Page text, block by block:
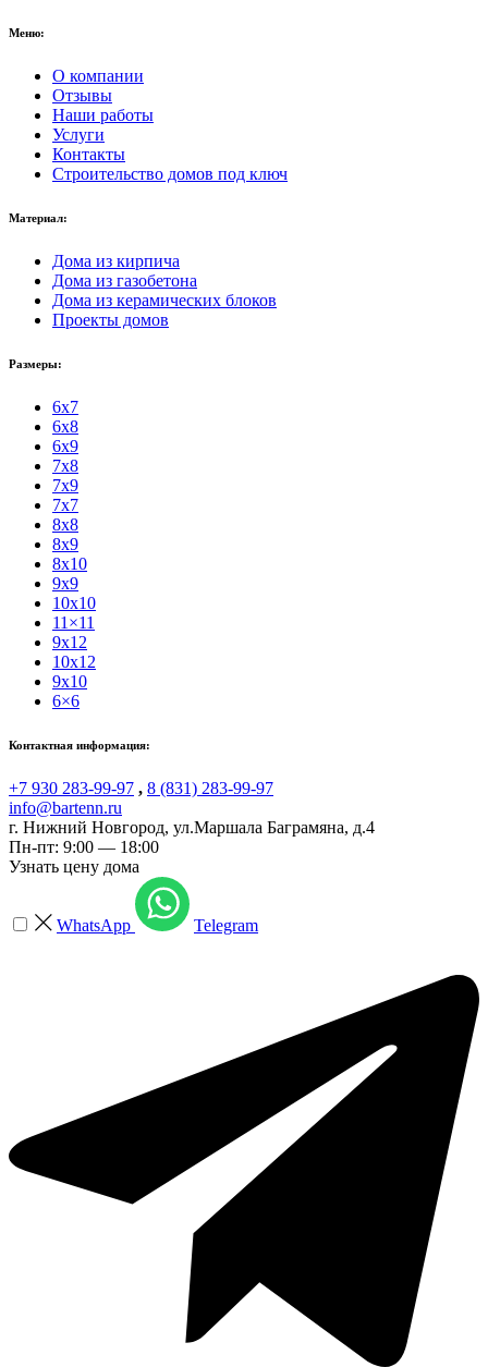
Меню:
О компании
Отзывы
Наши работы
Услуги
Контакты
Строительство домов под ключ
Материал:
Дома из кирпича
Дома из газобетона
Дома из керамических блоков
Проекты домов
Размеры:
6x7
6x8
6x9
7x8
7x9
7x7
8x8
8x9
8x10
9x9
10x10
11×11
9x12
10x12
9x10
6×6
Контактная информация:
+7 930 283-99-97 , 8 (831) 283-99-97
info@bartenn.ru
г. Нижний Новгород, ул.Маршала Баграмяна, д.4
Пн-пт: 9:00 — 18:00
Узнать цену дома
WhatsApp Telegram